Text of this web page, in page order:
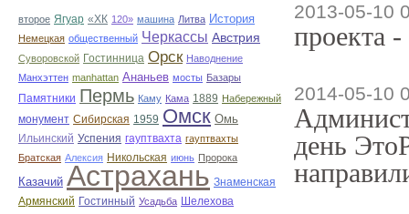
второе Ягуар «ХК 120» машина Литва История
Немецкая общественный Черкассы Австрия
Суворовской Гостинница Орск Наводнение
Манхэттен manhattan Ананьев мосты Базары
Памятники Пермь Каму Кама 1889 Набережный
монумент Сибирская 1959 Омск Омь
Ильинский Успения гауптвахта гауптвахты
Братская Алексия Никольская июнь Пророка
Казачий Астрахань Знаменская
Армянский Гостинный Усадьба
Шелехова
2013-05-10
проекта
2014-05-10
день